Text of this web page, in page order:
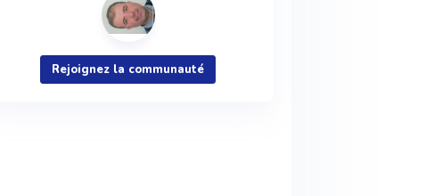
Rejoignez la communauté